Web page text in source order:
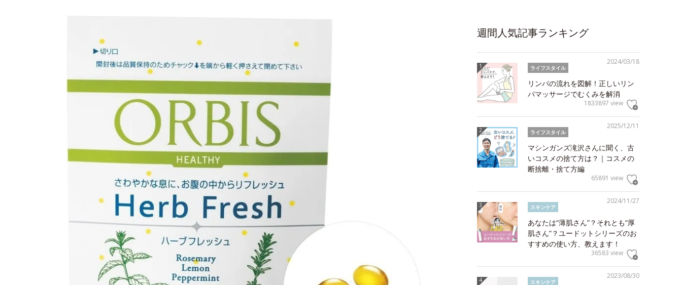
週間人気記事ランキング
2024/03/18
ライフスタイル
リンパの流れを図解！正しいリン
パマッサージでむくみを解消
1833897 view
2025/12/11
ライフスタイル
マシンガンズ滝沢さんに聞く、古
いコスメの捨て方は？｜コスメの
断捨離・捨て方編
65891 view
2024/11/27
スキンケア
あなたは“薄肌さん”？それとも“厚
肌さん”？ユードットシリーズのお
すすめの使い方、教えます！
36583 view
2023/08/30
スキンケア